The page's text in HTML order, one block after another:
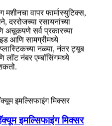
वापर फार्मास्युटिक्स,
दररोजच्या रसायनांच्या
अचूकपणे सर्व प्रकारच्या
आणि सामग्रीमध्ये
नळ्या, नंतर ट्यूब
लॉट नंबर एम्बॉसिंगमध्ये
इमल्सिफाइंग मिक्सर